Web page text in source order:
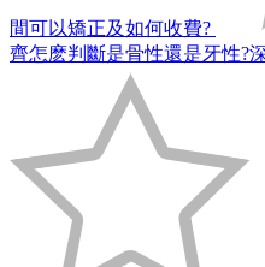
間可以矯正及如何收費?
齊怎麽判斷是骨性還是牙性?